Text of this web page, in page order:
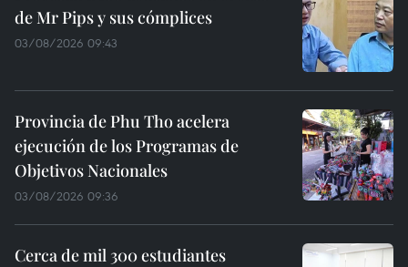
de Mr Pips y sus cómplices
03/08/2026 09:43
Provincia de Phu Tho acelera
ejecución de los Programas de
Objetivos Nacionales
03/08/2026 09:36
Cerca de mil 300 estudiantes